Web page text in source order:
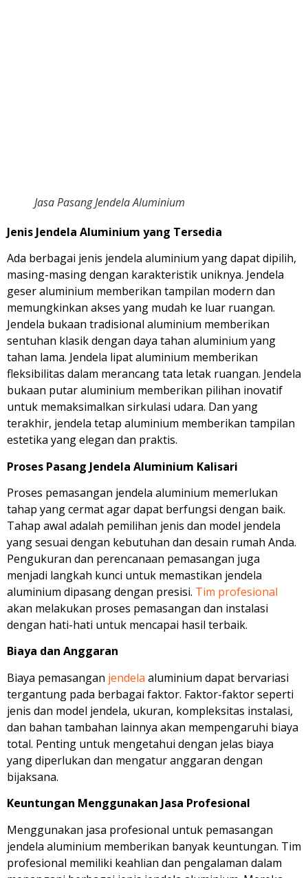
Jasa Pasang Jendela Aluminium
Jenis Jendela Aluminium yang Tersedia
Ada berbagai jenis jendela aluminium yang dapat dipilih,
masing-masing dengan karakteristik uniknya. Jendela
geser aluminium memberikan tampilan modern dan
memungkinkan akses yang mudah ke luar ruangan.
Jendela bukaan tradisional aluminium memberikan
sentuhan klasik dengan daya tahan aluminium yang
tahan lama. Jendela lipat aluminium memberikan
fleksibilitas dalam merancang tata letak ruangan. Jendela
bukaan putar aluminium memberikan pilihan inovatif
untuk memaksimalkan sirkulasi udara. Dan yang
terakhir, jendela tetap aluminium memberikan tampilan
estetika yang elegan dan praktis.
Proses Pasang Jendela Aluminium Kalisari
Proses pemasangan jendela aluminium memerlukan
tahap yang cermat agar dapat berfungsi dengan baik.
Tahap awal adalah pemilihan jenis dan model jendela
yang sesuai dengan kebutuhan dan desain rumah Anda.
Pengukuran dan perencanaan pemasangan juga
menjadi langkah kunci untuk memastikan jendela
aluminium dipasang dengan presisi. Tim profesional
akan melakukan proses pemasangan dan instalasi
dengan hati-hati untuk mencapai hasil terbaik.
Biaya dan Anggaran
Biaya pemasangan jendela aluminium dapat bervariasi
tergantung pada berbagai faktor. Faktor-faktor seperti
jenis dan model jendela, ukuran, kompleksitas instalasi,
dan bahan tambahan lainnya akan mempengaruhi biaya
total. Penting untuk mengetahui dengan jelas biaya
yang diperlukan dan mengatur anggaran dengan
bijaksana.
Keuntungan Menggunakan Jasa Profesional
Menggunakan jasa profesional untuk pemasangan
jendela aluminium memberikan banyak keuntungan. Tim
profesional memiliki keahlian dan pengalaman dalam